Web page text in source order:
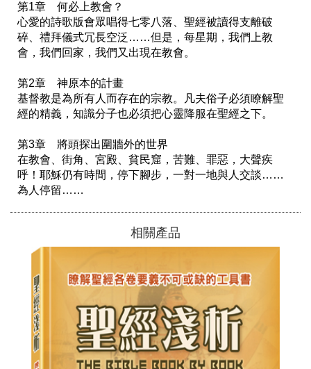
第1章　何必上教會？
心愛的詩歌版會眾唱得七零八落、聖經被讀得支離破
碎、禮拜儀式冗長空泛……但是，每星期，我們上教
會，我們回家，我們又出現在教會。
第2章　神原本的計畫
基督教是為所有人而存在的宗教。凡夫俗子必須瞭解聖
經的精義，知識分子也必須把心靈降服在聖經之下。
第3章　將頭探出圍牆外的世界
在教會、街角、宮殿、貧民窟，苦難、罪惡，大聲疾
呼！耶穌仍有時間，停下腳步，一對一地與人交談……
相關產品